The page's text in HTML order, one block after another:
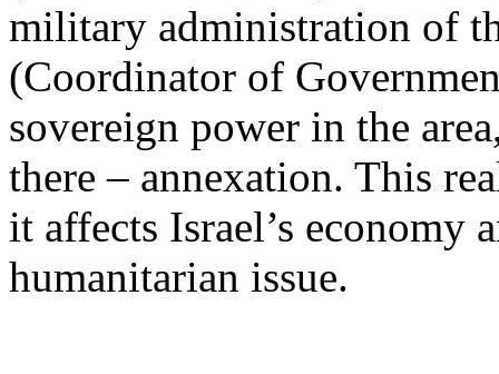
military administration of
(Coordinator of
sovereign power in the
there – annexation. This
it affects Israel’s economy
humanitarian issue.